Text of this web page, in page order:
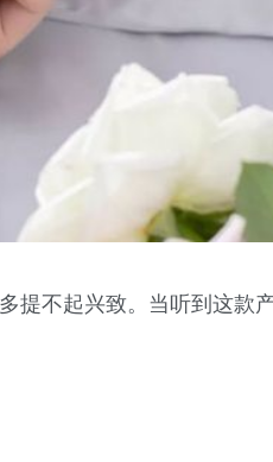
提不起兴致。当听到这款